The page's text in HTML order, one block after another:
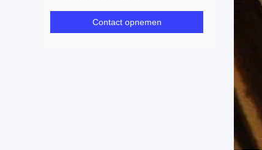
Contact opnemen